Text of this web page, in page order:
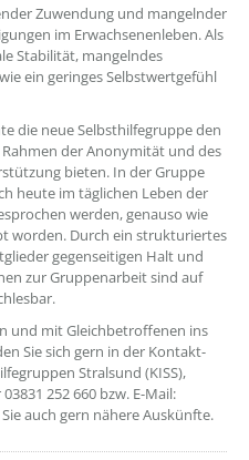
Zuwendung und mangelnder
im Erwachsenenleben. Als
Stabilität, mangelndes
ein geringes Selbstwertgefühl
die neue Selbsthilfegruppe den
der Anonymität und des
bieten. In der Gruppe
heute im täglichen Leben der
werden, genauso wie
worden. Durch ein strukturiertes
gegenseitigen Halt und
zur Gruppenarbeit sind auf
und mit Gleichbetroffenen ins
Sie sich gern in der Kontakt-
Stralsund (KISS),
252 660 bzw. E-Mail:
auch gern nähere Auskünfte.